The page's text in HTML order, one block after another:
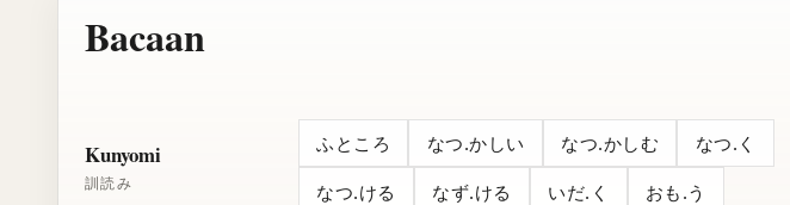
Bacaan
Kunyomi
訓読み
ふところ なつ.かしい なつ.かしむ なつ.く
なつ.ける なず.ける いだ.く おも.う